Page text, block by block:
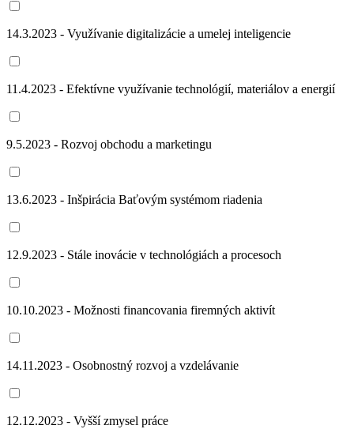
14.3.2023 - Využívanie digitalizácie a umelej inteligencie
11.4.2023 - Efektívne využívanie technológií, materiálov a energií
9.5.2023 - Rozvoj obchodu a marketingu
13.6.2023 - Inšpirácia Baťovým systémom riadenia
12.9.2023 - Stále inovácie v technológiách a procesoch
10.10.2023 - Možnosti financovania firemných aktivít
14.11.2023 - Osobnostný rozvoj a vzdelávanie
12.12.2023 - Vyšší zmysel práce